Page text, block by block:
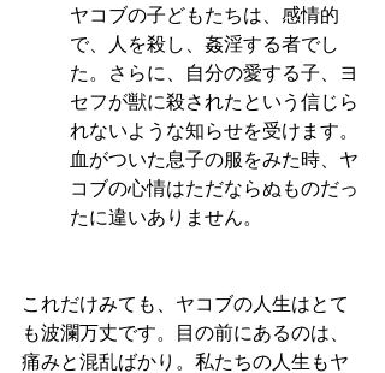
ヤコブの子どもたちは、感情的
で、人を殺し、姦淫する者でし
た。さらに、自分の愛する子、ヨ
セフが獣に殺されたという信じら
れないような知らせを受けます。
血がついた息子の服をみた時、ヤ
コブの心情はただならぬものだっ
たに違いありません。
これだけみても、ヤコブの人生はとて
も波瀾万丈です。目の前にあるのは、
痛みと混乱ばかり。私たちの人生もヤ